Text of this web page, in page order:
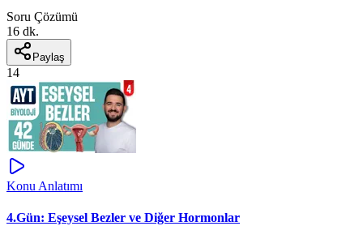
Soru Çözümü
16 dk.
Paylaş
14
Konu Anlatımı
4.Gün: Eşeysel Bezler ve Diğer Hormonlar